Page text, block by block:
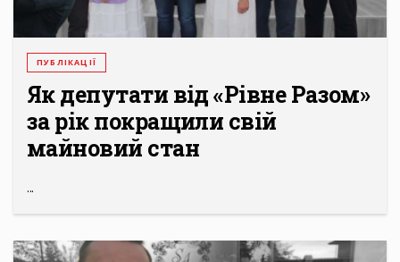
ПУБЛІКАЦІЇ
Як депутати від «Рівне Разом»
за рік покращили свій
майновий стан
...